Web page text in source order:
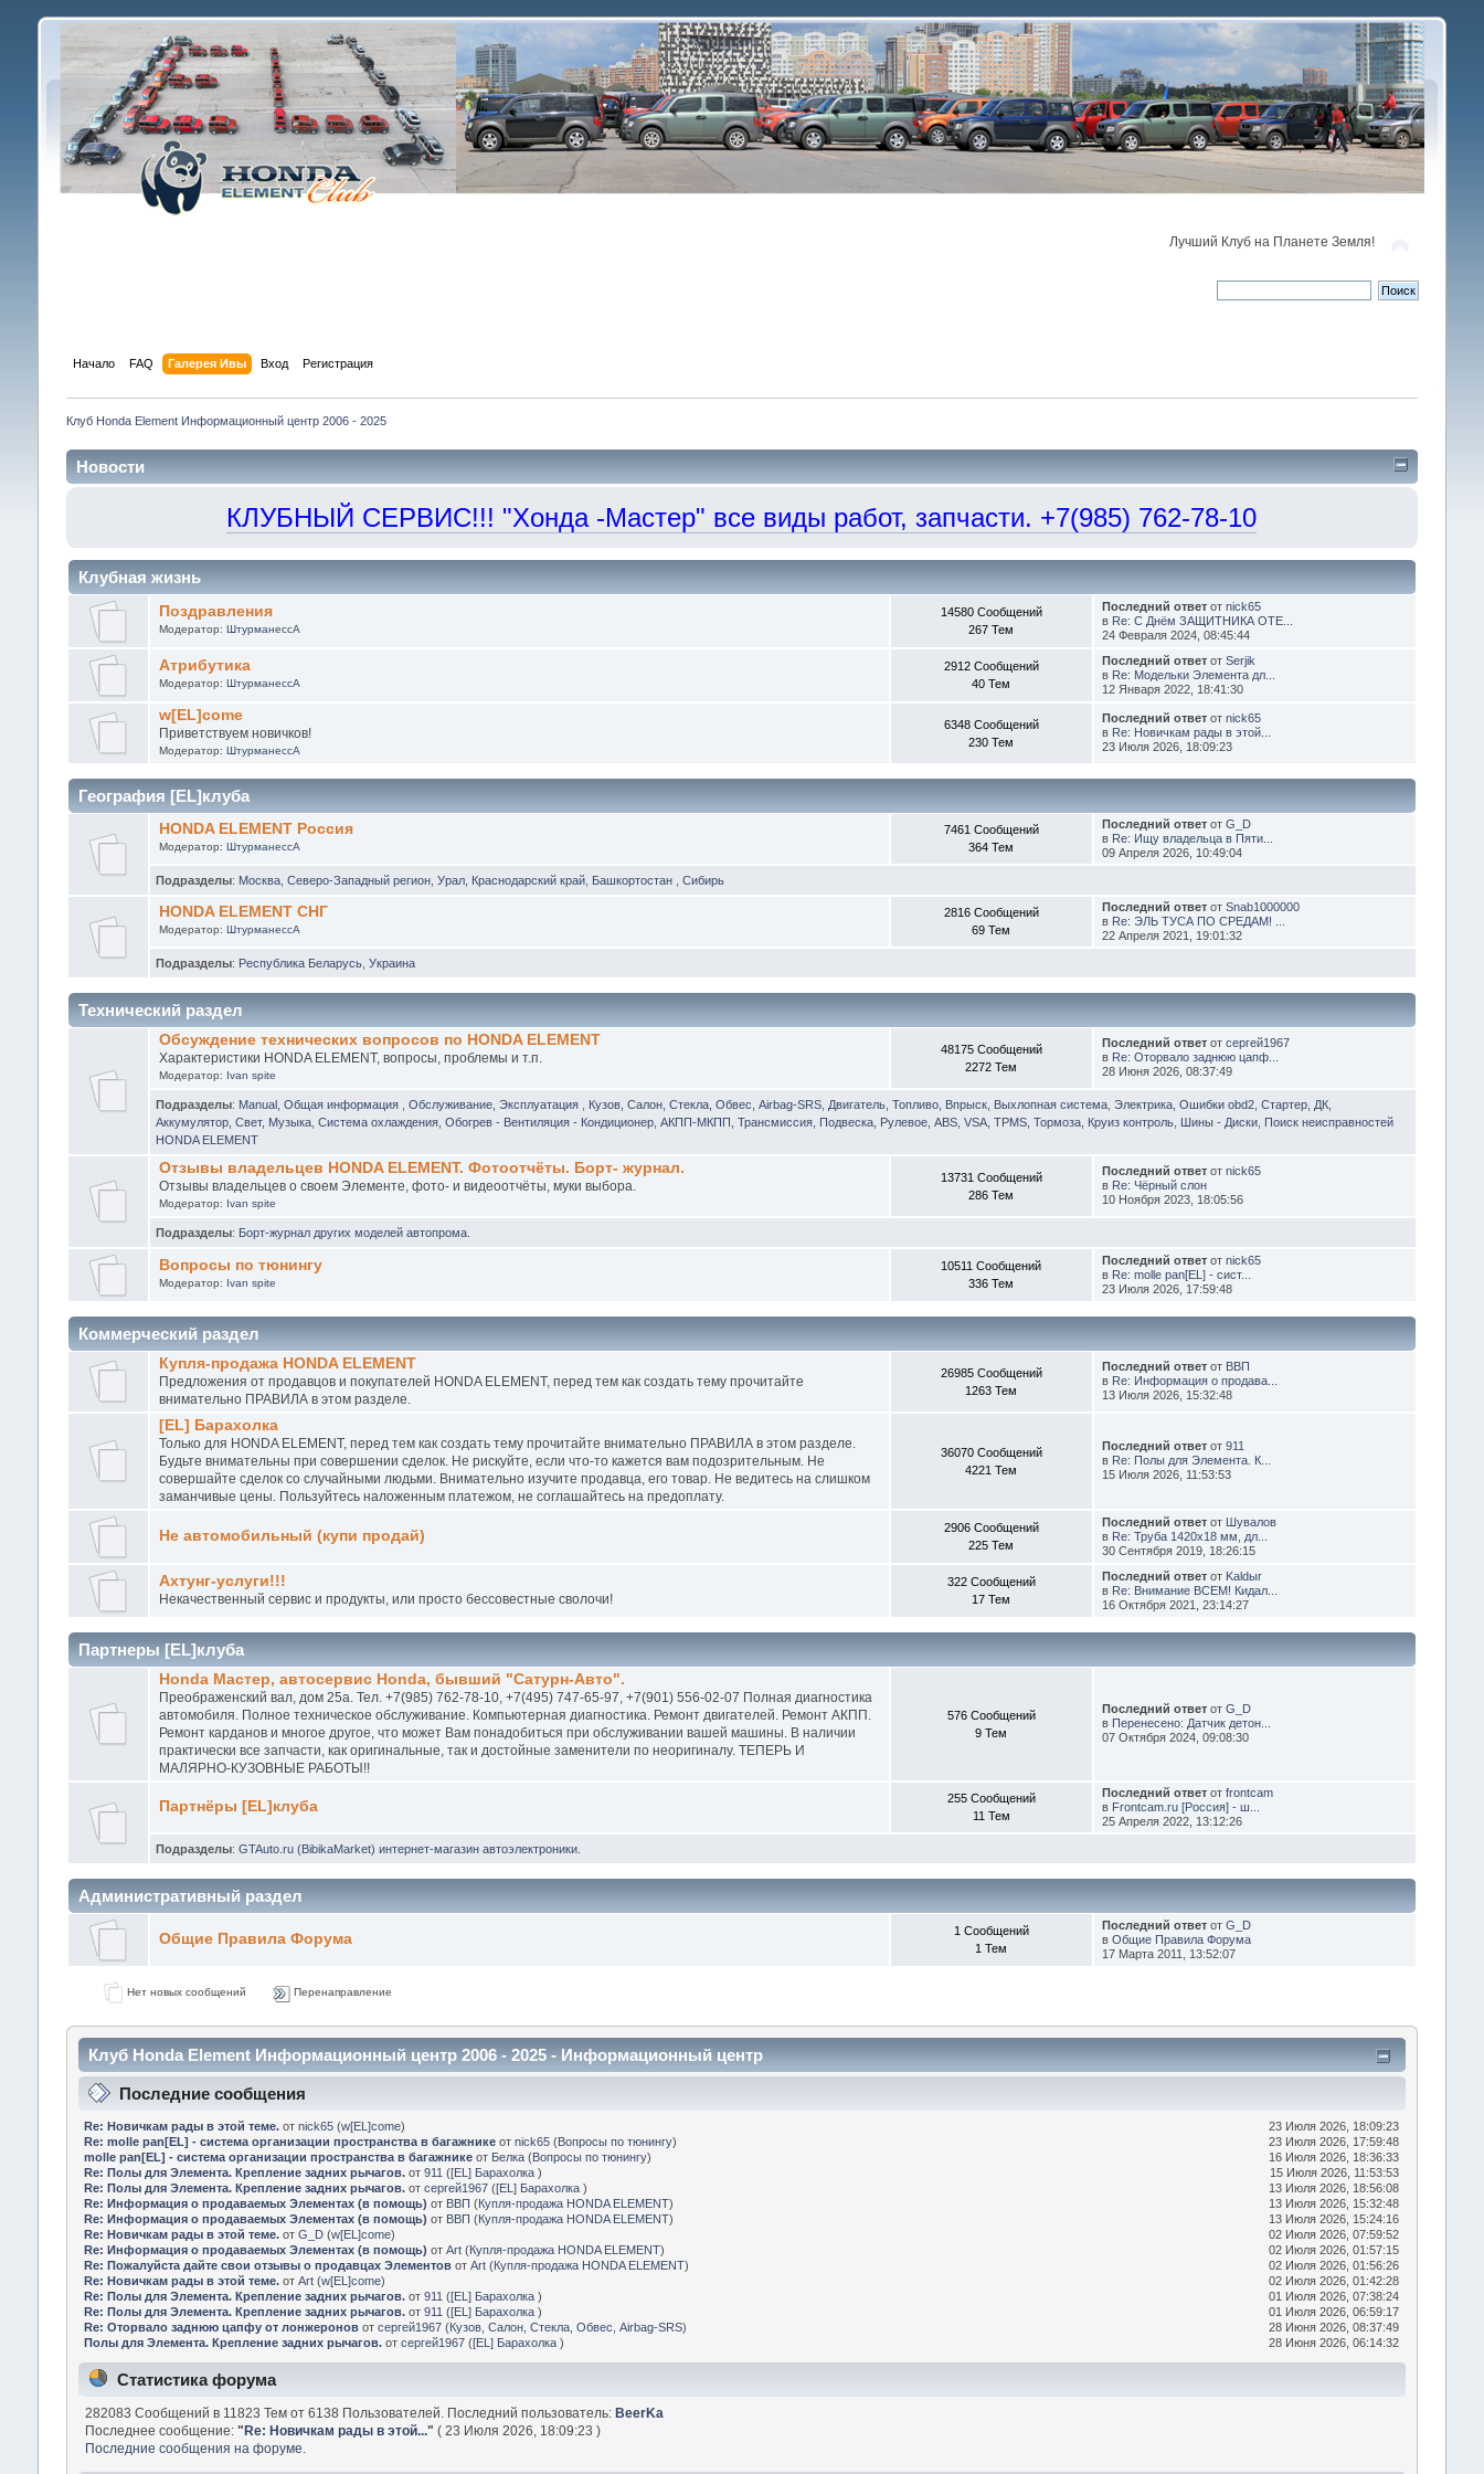
Лучший Клуб на Планете Земля!
Начало FAQ Галерея Ивы Вход Регистрация
Клуб Honda Element Информационный центр 2006 - 2025
Новости
КЛУБНЫЙ СЕРВИС!!! "Хонда -Мастер" все виды работ, запчасти. +7(985) 762-78-10
Клубная жизнь
Поздравления
Модератор:ШтурманессА
14580 Сообщений
267 Тем
Последний ответ отnick65
в Re: С Днём ЗАЩИТНИКА ОТЕ...
24 Февраля 2024, 08:45:44
Атрибутика
Модератор:ШтурманессА
2912 Сообщений
40 Тем
Последний ответ отSerjik
в Re: Модельки Элемента дл...
12 Января 2022, 18:41:30
w[EL]come
Приветствуем новичков!
Модератор:ШтурманессА
6348 Сообщений
230 Тем
Последний ответ отnick65
в Re: Новичкам рады в этой...
23 Июля 2026, 18:09:23
География [EL]клуба
HONDA ELEMENT Россия
Модератор:ШтурманессА
7461 Сообщений
364 Тем
Последний ответ отG_D
в Re: Ищу владельца в Пяти...
09 Апреля 2026, 10:49:04
Подразделы: Москва, Северо-Западный регион, Урал, Краснодарский край, Башкортостан Сибирь
HONDA ELEMENT СНГ
Модератор:ШтурманессА
2816 Сообщений
69 Тем
Последний ответ отSnab1000000
в Re: ЭЛЬ ТУСА ПО СРЕДАМ! ...
22 Апреля 2021, 19:01:32
Подразделы: Республика Беларусь, Украина
Технический раздел
Обсуждение технических вопросов по HONDA ELEMENT
Характеристики HONDA ELEMENT, вопросы, проблемы и т.п.
Модератор: Ivan spite
48175 Сообщений
2272 Тем
Последний ответ отсергей1967
в Re: Оторвало заднюю цапф...
28 Июня 2026, 08:37:49
Подразделы: Manual, Общая информация Обслуживание, Эксплуатация Кузов, Салон, Стекла, Обвес, Airbag-SRS, Двигатель, Топливо, Впрыск, Выхлопная система, Электрика, Ошибки obd2, Стартер, ДК,
Аккумулятор, Свет, Музыка, Система охлаждения, Обогрев - Вентиляция - Кондиционер, АКПП-МКПП, Трансмиссия, Подвеска, Рулевое, ABS, VSA, TPMS, Тормоза, Круиз контроль, Шины - Диски, Поиск неисправностей
HONDA ELEMENT
Отзывы владельцев HONDA ELEMENT. Фотоотчёты. Борт- журнал.
Отзывы владельцев о своем Элементе, фото- и видеоотчёты, муки выбора.
Модератор: Ivan spite
13731 Сообщений
286 Тем
Последний ответ отnick65
в Re: Чёрный слон
10 Ноября 2023, 18:05:56
Подразделы: Борт-журнал других моделей автопрома.
Вопросы по тюнингу
Модератор: Ivan spite
10511 Сообщений
336 Тем
Последний ответ отnick65
в Re: molle pan[EL] - сист...
23 Июля 2026, 17:59:48
Коммерческий раздел
Купля-продажа HONDA ELEMENT
Предложения от продавцов и покупателей HONDA ELEMENT, перед тем как создать тему прочитайте
внимательно ПРАВИЛА в этом разделе.
26985 Сообщений
1263 Тем
Последний ответ от ВВП
в Re: Информация о продава...
13 Июля 2026, 15:32:48
[EL] Барахолка
Только для HONDA ELEMENT, перед тем как создать тему прочитайте внимательно ПРАВИЛА в этом разделе.
Будьте внимательны при совершении сделок. Не рискуйте, если что-то кажется вам подозрительным. Не
совершайте сделок со случайными людьми. Внимательно изучите продавца, его товар. Не ведитесь на слишком
заманчивые цены. Пользуйтесь наложенным платежом, не соглашайтесь на предоплату.
36070 Сообщений
4221 Тем
Последний ответ от911
в Re: Полы для Элемента. К...
15 Июля 2026, 11:53:53
Не автомобильный (купи продай)
2906 Сообщений
225 Тем
Последний ответ от Шувалов
в Re: Труба 1420х18 мм, дл...
30 Сентября 2019, 18:26:15
Ахтунг-услуги!!!
Некачественный сервис и продукты, или просто бессовестные сволочи!
322 Сообщений
17 Тем
Последний ответ от Kaldыr
в Re: Внимание ВСЕМ! Кидал...
16 Октября 2021, 23:14:27
Партнеры [EL]клуба
Honda Мастер, автосервис Honda, бывший "Сатурн-Авто".
Преображенский вал, дом 25а. Тел. +7(985) 762-78-10, +7(495) 747-65-97, +7(901) 556-02-07 Полная диагностика
автомобиля. Полное техническое обслуживание. Компьютерная диагностика. Ремонт двигателей. Ремонт АКПП.
Ремонт карданов и многое другое, что может Вам понадобиться при обслуживании вашей машины. В наличии
практически все запчасти, как оригинальные, так и достойные заменители по неоригиналу. ТЕПЕРЬ И
МАЛЯРНО-КУЗОВНЫЕ РАБОТЫ!!
576 Сообщений
9 Тем
Последний ответ отG_D
в Перенесено: Датчик детон...
07 Октября 2024, 09:08:30
Партнёры [EL]клуба
255 Сообщений
11 Тем
Последний ответ отfrontcam
в Frontcam.ru [Россия] - ш...
25 Апреля 2022, 13:12:26
Подразделы: GTAuto.ru (BibikaMarket) интернет-магазин автоэлектроники.
Административный раздел
Общие Правила Форума
1 Сообщений
1 Тем
Последний ответ отG_D
вОбщие Правила Форума
17 Марта 2011, 13:52:07
Нет новых сообщений Перенаправление
Клуб Honda Element Информационный центр 2006 - 2025 - Информационный центр
Последние сообщения
Re: Новичкам рады в этой теме. отnick65 (w[EL]come)
23 Июля 2026, 18:09:23
Re: molle pan[EL] - система организации пространства в багажнике отnick65 (Вопросы по тюнингу)
23 Июля 2026, 17:59:48
molle pan[EL] - система организации пространства в багажнике от Белка (Вопросы по тюнингу)
16 Июля 2026, 18:36:33
Re: Полы для Элемента. Крепление задних рычагов. от911 ([EL] Барахолка)
15 Июля 2026, 11:53:53
Re: Полы для Элемента. Крепление задних рычагов. отсергей1967 ([EL] Барахолка)
13 Июля 2026, 18:56:08
Re: Информация о продаваемых Элементах (в помощь) от ВВП (Купля-продажа HONDA ELEMENT)
13 Июля 2026, 15:32:48
Re: Информация о продаваемых Элементах (в помощь) от ВВП (Купля-продажа HONDA ELEMENT)
13 Июля 2026, 15:24:16
Re: Новичкам рады в этой теме. отG_D (w[EL]come)
02 Июля 2026, 07:59:52
Re: Информация о продаваемых Элементах (в помощь) отArt (Купля-продажа HONDA ELEMENT)
02 Июля 2026, 01:57:15
Re: Пожалуйста дайте свои отзывы о продавцах Элементов отArt (Купля-продажа HONDA ELEMENT)
02 Июля 2026, 01:56:26
Re: Новичкам рады в этой теме. отArt (w[EL]come)
02 Июля 2026, 01:42:28
Re: Полы для Элемента. Крепление задних рычагов. от911 ([EL] Барахолка)
01 Июля 2026, 07:38:24
Re: Полы для Элемента. Крепление задних рычагов. от911 ([EL] Барахолка)
01 Июля 2026, 06:59:17
Re: Оторвало заднюю цапфу от лонжеронов отсергей1967 (Кузов, Салон, Стекла, Обвес, Airbag-SRS)
28 Июня 2026, 08:37:49
Полы для Элемента. Крепление задних рычагов. отсергей1967 ([EL] Барахолка) 28 Июня 2026, 06:14:32
Статистика форума
282083 Сообщений в 11823 Тем от 6138 Пользователей. Последний пользователь: BeerKa
Последнее сообщение: " Re: Новичкам рады в этой..." ( 23 Июля 2026, 18:09:23 )
Последние сообщения на форуме.